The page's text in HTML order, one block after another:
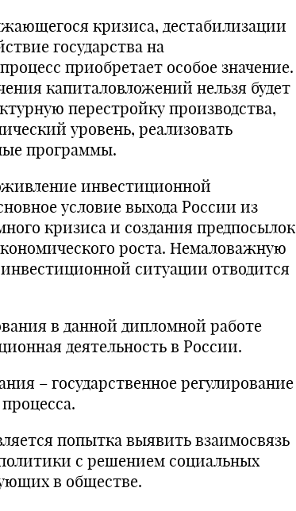
кризиса, дестабилизации
государства на
приобретает особое значение.
капиталовложений нельзя будет
перестройку производства,
уровень, реализовать
программы.
инвестиционной
условие выхода России из
кризиса и создания предпосылок
роста. Немаловажную
ситуации отводится
в данной дипломной работе
деятельность в России.
– государственное регулирование
попытка выявить взаимосвязь
с решением социальных
в обществе.